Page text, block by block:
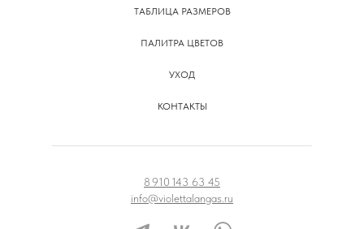
ТАБЛИЦА РАЗМЕРОВ
ПАЛИТРА ЦВЕТОВ
УХОД
КОНТАКТЫ
8 910 143 63 45
info@violettalangas.ru